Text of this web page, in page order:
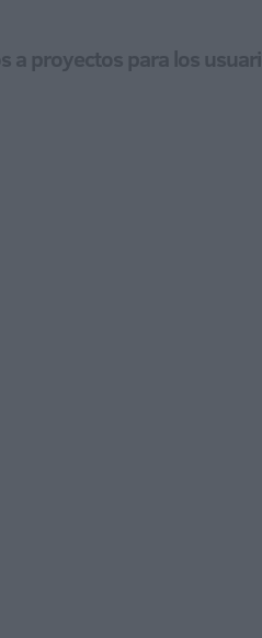
a proyectos para los